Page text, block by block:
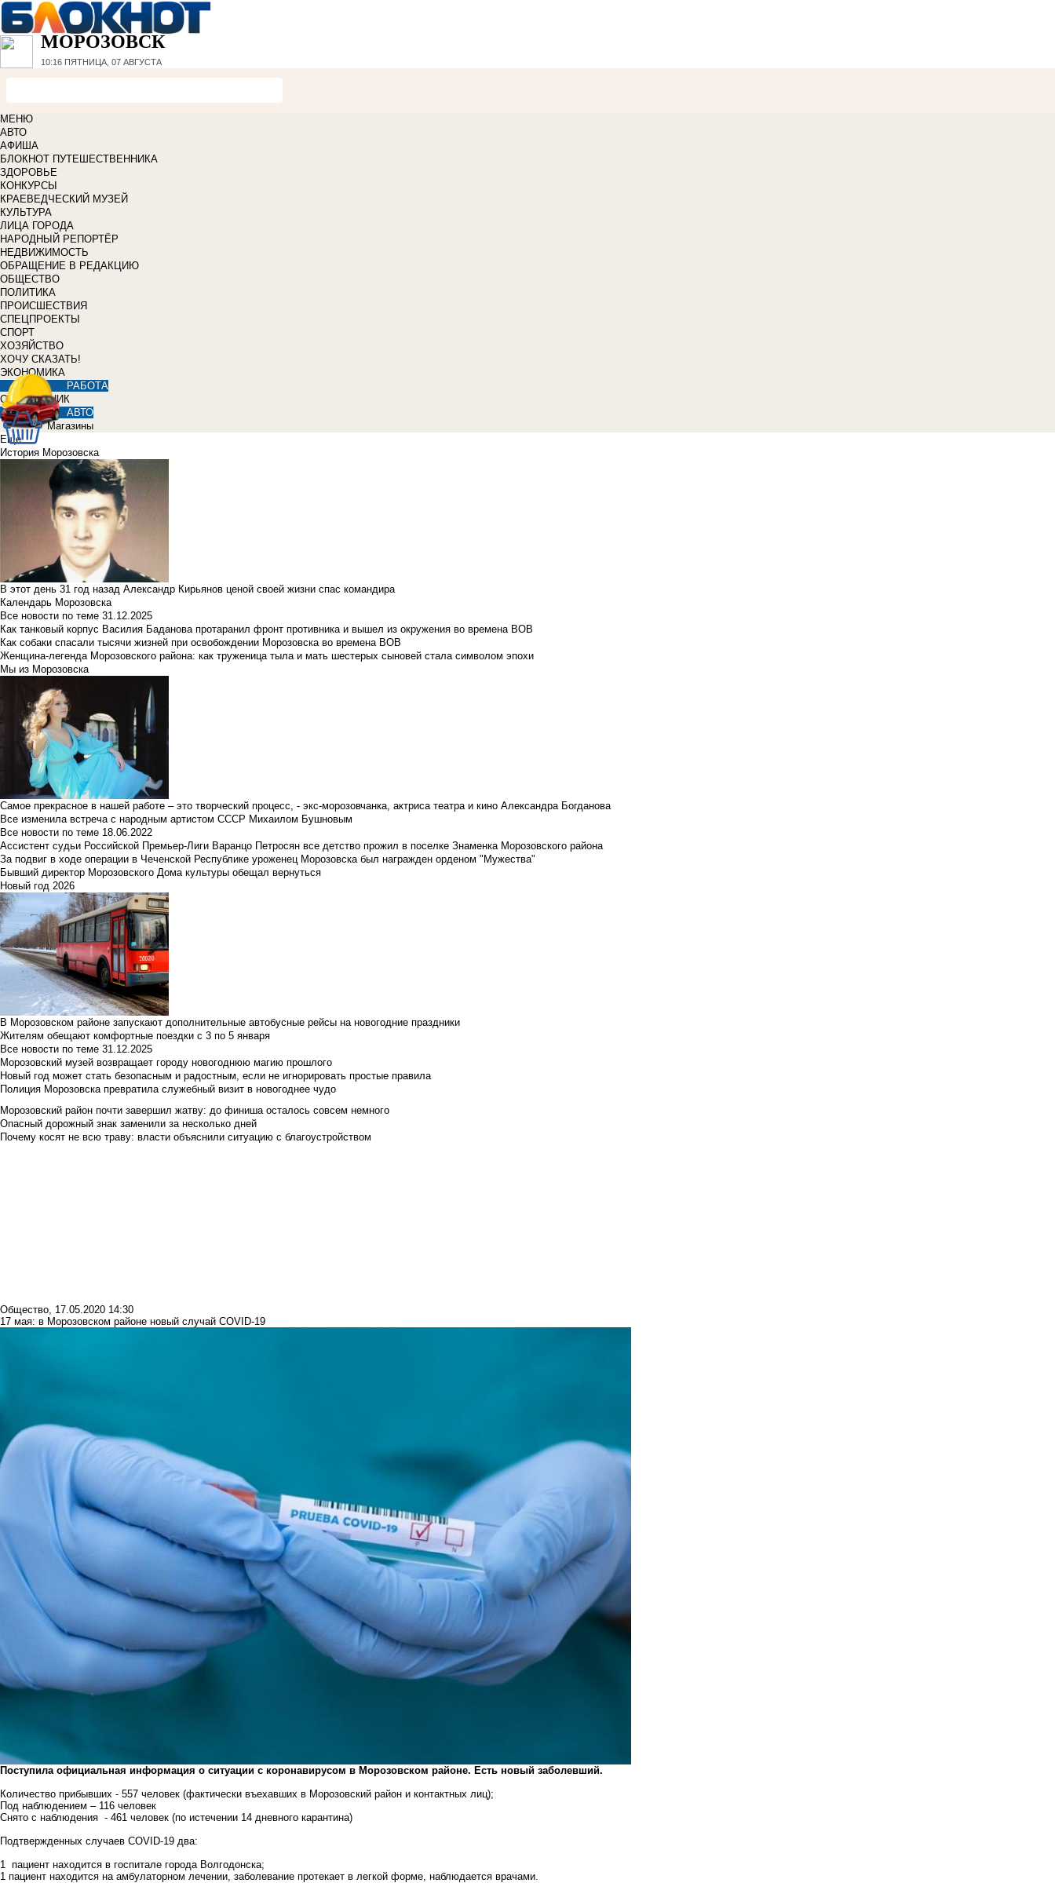
МОРОЗОВСК
10:16 ПЯТНИЦА, 07 АВГУСТА
МЕНЮ
АВТО
АФИША
БЛОКНОТ ПУТЕШЕСТВЕННИКА
ЗДОРОВЬЕ
КОНКУРСЫ
КРАЕВЕДЧЕСКИЙ МУЗЕЙ
КУЛЬТУРА
ЛИЦА ГОРОДА
НАРОДНЫЙ РЕПОРТЁР
НЕДВИЖИМОСТЬ
ОБРАЩЕНИЕ В РЕДАКЦИЮ
ОБЩЕСТВО
ПОЛИТИКА
ПРОИСШЕСТВИЯ
СПЕЦПРОЕКТЫ
СПОРТ
ХОЗЯЙСТВО
ХОЧУ СКАЗАТЬ!
ЭКОНОМИКА
РАБОТА
СПРАВОЧНИК
АВТО
Магазины
Еще
История Морозовска
В этот день 31 год назад Александр Кирьянов ценой своей жизни спас командира
Календарь Морозовска
Все новости по теме 31.12.2025
Как танковый корпус Василия Баданова протаранил фронт противника и вышел из окружения во времена ВОВ
Как собаки спасали тысячи жизней при освобождении Морозовска во времена ВОВ
Женщина-легенда Морозовского района: как труженица тыла и мать шестерых сыновей стала символом эпохи
Мы из Морозовска
Самое прекрасное в нашей работе – это творческий процесс, - экс-морозовчанка, актриса театра и кино Александра Богданова
Все изменила встреча с народным артистом СССР Михаилом Бушновым
Все новости по теме 18.06.2022
Ассистент судьи Российской Премьер-Лиги Варанцо Петросян все детство прожил в поселке Знаменка Морозовского района
За подвиг в ходе операции в Чеченской Республике уроженец Морозовска был награжден орденом "Мужества"
Бывший директор Морозовского Дома культуры обещал вернуться
Новый год 2026
В Морозовском районе запускают дополнительные автобусные рейсы на новогодние праздники
Жителям обещают комфортные поездки с 3 по 5 января
Все новости по теме 31.12.2025
Морозовский музей возвращает городу новогоднюю магию прошлого
Новый год может стать безопасным и радостным, если не игнорировать простые правила
Полиция Морозовска превратила служебный визит в новогоднее чудо
Морозовский район почти завершил жатву: до финиша осталось совсем немного
Опасный дорожный знак заменили за несколько дней
Почему косят не всю траву: власти объяснили ситуацию с благоустройством
Общество, 17.05.2020 14:30
17 мая: в Морозовском районе новый случай COVID-19
Поступила официальная информация о ситуации с коронавирусом в Морозовском районе. Есть новый заболевший.
Количество прибывших - 557 человек (фактически въехавших в Морозовский район и контактных лиц);
Под наблюдением – 116 человек
Снято с наблюдения - 461 человек (по истечении 14 дневного карантина)
Подтвержденных случаев COVID-19 два:
1 пациент находится в госпитале города Волгодонска;
1 пациент находится на амбулаторном лечении, заболевание протекает в легкой форме, наблюдается врачами.